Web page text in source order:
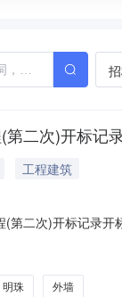
第二次)开标记
工程建筑
(第二次)开标记录
人名称:湖北恒祺
明珠 外墙